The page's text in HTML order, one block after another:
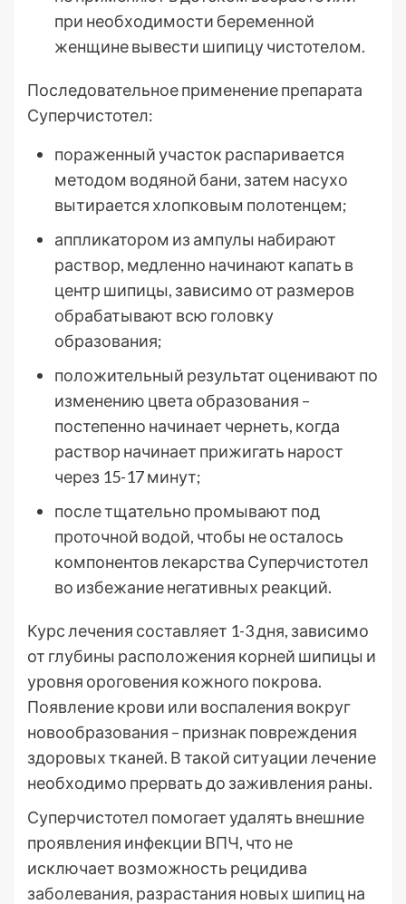
при необходимости беременной
женщине вывести шипицу чистотелом.
Последовательное применение препарата
Суперчистотел:
пораженный участок распаривается
методом водяной бани, затем насухо
вытирается хлопковым полотенцем;
аппликатором из ампулы набирают
раствор, медленно начинают капать в
центр шипицы, зависимо от размеров
обрабатывают всю головку
образования;
положительный результат оценивают по
изменению цвета образования –
постепенно начинает чернеть, когда
раствор начинает прижигать нарост
через 15-17 минут;
после тщательно промывают под
проточной водой, чтобы не осталось
компонентов лекарства Суперчистотел
во избежание негативных реакций.
Курс лечения составляет 1-3 дня, зависимо
от глубины расположения корней шипицы и
уровня ороговения кожного покрова.
Появление крови или воспаления вокруг
новообразования – признак повреждения
здоровых тканей. В такой ситуации лечение
необходимо прервать до заживления раны.
Суперчистотел помогает удалять внешние
проявления инфекции ВПЧ, что не
исключает возможность рецидива
заболевания, разрастания новых шипиц на